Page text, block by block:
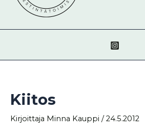
Kiitos
Kirjoittaja Minna Kauppi /24.5.2012